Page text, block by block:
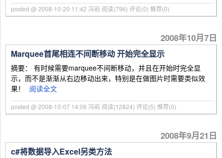
posted @ 2008-10-20 11:42 冯岩 阅读(796) 评论(0) 推荐(0)
2008年10月7日
Marquee首尾相连不间断移动 开始完全显示
摘要： 有时候需要marquee不间断移动，并且在开始时完全显
示，而不是渐渐从右边移动出来，特别是在做图片时需要类似效
果！
阅读全文
posted @ 2008-10-07 14:06 冯岩 阅读(12824) 评论(5) 推荐(0)
2008年9月21日
c#将数据导入Excel另类方法